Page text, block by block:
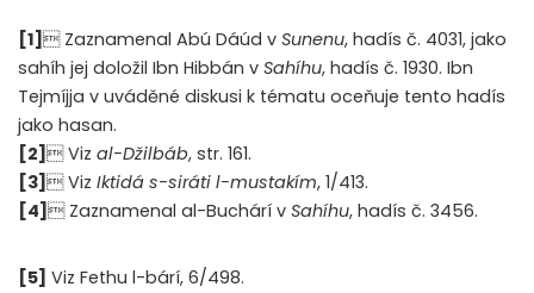
[1]  Zaznamenal Abú Dáúd v Sunenu, hadís č. 4031, jako
sahíh jej doložil Ibn Hibbán v Sahíhu, hadís č. 1930. Ibn
Tejmíjja v uváděné diskusi k tématu oceňuje tento hadís
jako hasan.
[2]  Viz al-Džilbáb, str. 161.
[3]  Viz Iktidá s-siráti l-mustakím, 1/413.
[4]  Zaznamenal al-Buchárí v Sahíhu, hadís č. 3456.
[5] Viz Fethu l-bárí, 6/498.